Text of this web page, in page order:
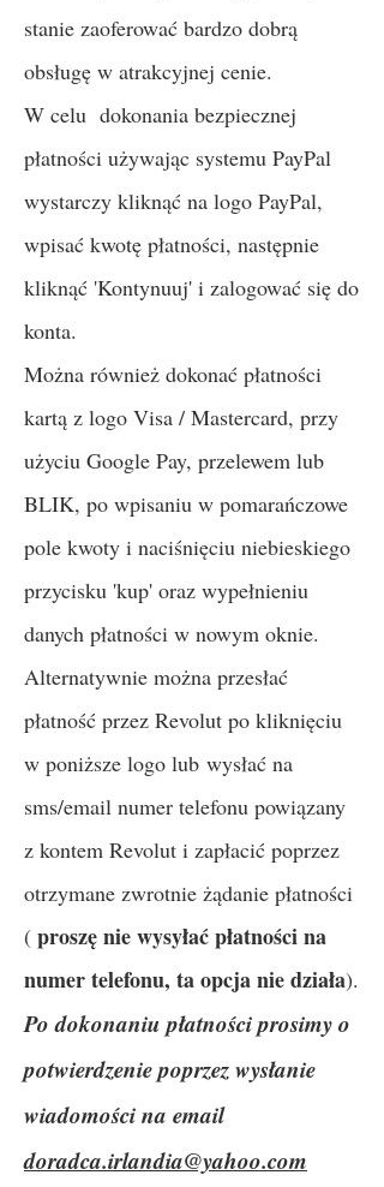
stanie zaoferować bardzo dobrą
obsługę w atrakcyjnej cenie.
W celu dokonania bezpiecznej
płatności używając systemu PayPal
wystarczy kliknąć na logo PayPal,
wpisać kwotę płatności, następnie
kliknąć 'Kontynuuj' i zalogować się do
konta.
Można również dokonać płatności
kartą z logo Visa / Mastercard, przy
użyciu Google Pay, przelewem lub
BLIK, po wpisaniu w pomarańczowe
pole kwoty i naciśnięciu niebieskiego
przycisku 'kup' oraz wypełnieniu
danych płatności w nowym oknie.
Alternatywnie można przesłać
płatność przez Revolut po kliknięciu
w poniższe logo lub wysłać na
sms/email numer telefonu powiązany
z kontem Revolut i zapłacić poprzez
otrzymane zwrotnie żądanie płatności
( proszę nie wysyłać płatności na
numer telefonu, ta opcja nie działa).
Po dokonaniu płatności prosimy o
potwierdzenie poprzez wysłanie
wiadomości na email
doradca.irlandia@yahoo.com